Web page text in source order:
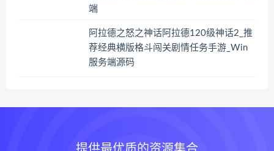
端
阿拉德之怒之神话阿拉德120级神话2_推
荐经典横版格斗闯关剧情任务手游_Win
服务端源码